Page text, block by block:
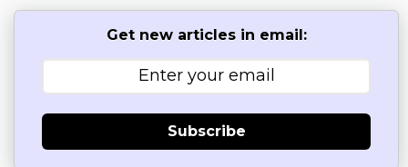
Get new articles in email:
Subscribe